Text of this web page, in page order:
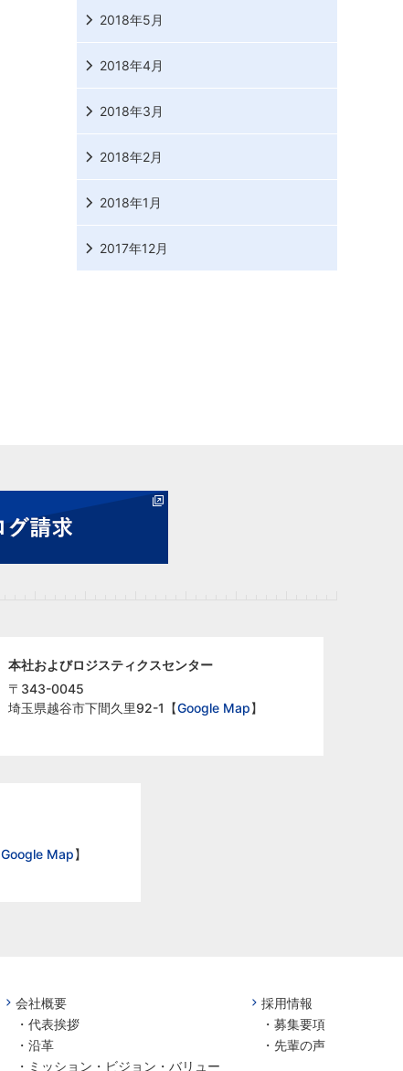
2018年5月
2018年4月
2018年3月
2018年2月
2018年1月
2017年12月
本社およびロジスティクスセンター
〒343-0045
埼玉県越谷市下間久里92-1【Google Map】
Google Map】
会社概要
・ 代表挨拶
・ 沿革
・ ミッション・ビジョン・バリュー
採用情報
・ 募集要項
・ 先輩の声